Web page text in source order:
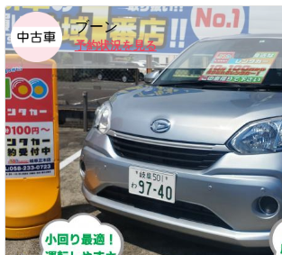
ブーン
予約状況を見る